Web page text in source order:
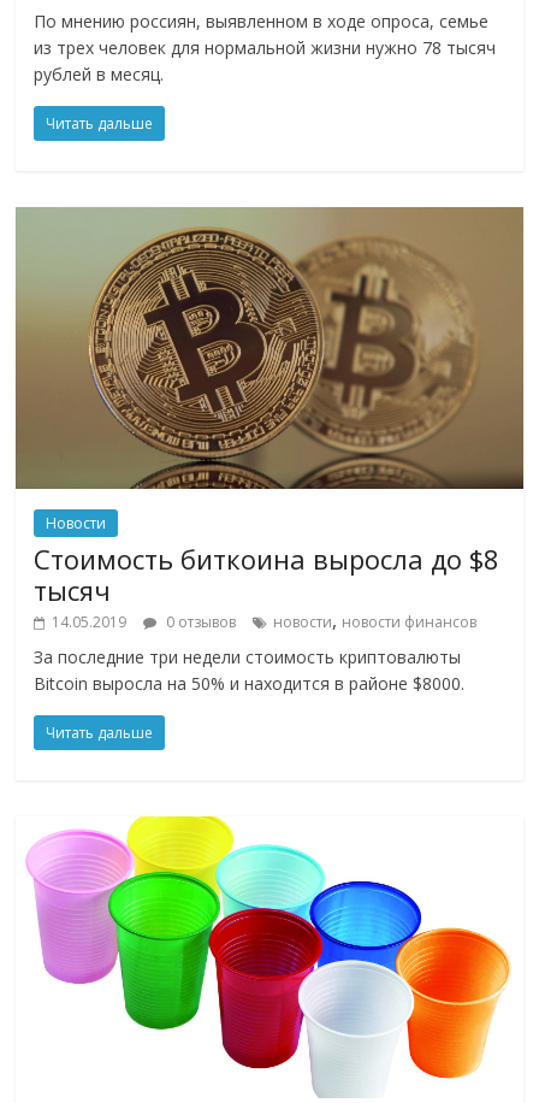
По мнению россиян, выявленном в ходе опроса, семье
из трех человек для нормальной жизни нужно 78 тысяч
рублей в месяц.
Читать дальше
Новости
Стоимость биткоина выросла до $8
тысяч
14.05.2019 0 отзывов новости, новости финансов
За последние три недели стоимость криптовалюты
Bitcoin выросла на 50% и находится в районе $8000.
Читать дальше